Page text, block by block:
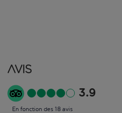
Avis
3.9
En fonction des 18 avis